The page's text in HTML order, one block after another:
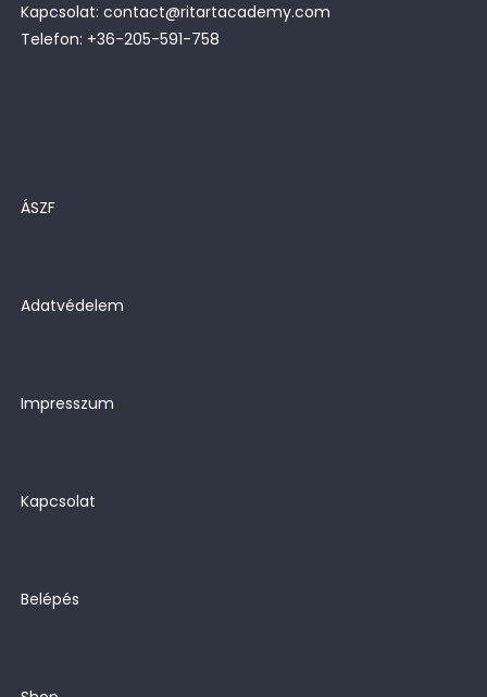
Kapcsolat: contact@ritartacademy.com
Telefon: +36-205-591-758
ÁSZF
Adatvédelem
Impresszum
Kapcsolat
Belépés